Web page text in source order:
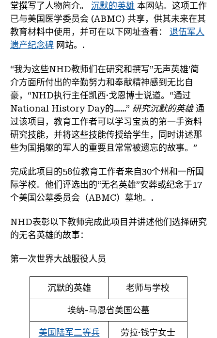
堂撰写了人物简介。 沉默的英雄 本网站。这项工作
已与美国医学委员会 (ABMC) 共享，供其未来在其
教育材料中使用，并可在以下网址查看： 退伍军人
遗产纪念碑 网站。.
“我为这些NHD教师们在研究和撰写”无声英雄’简
介方面所付出的辛勤努力和奉献精神感到无比自
豪，“NHD执行主任凯西·戈恩博士说道。“通过
National History Day的……” 研究沉默的英雄通
过该项目，教育工作者可以学习宝贵的第一手资料
研究技能，并将这些技能传授给学生，同时讲述那
些为国捐躯的军人的重要且常常被遗忘的故事。”
完成此项目的58位教育工作者来自30个州和一所国
际学校。他们评选出的“无名英雄”安葬或纪念于17
个美国公墓委员会（ABMC）墓地。.
NHD表彰以下教师完成此项目并讲述他们选择研究
的无名英雄的故事：
第一次世界大战服役人员
沉默的英雄 老师与学校
埃纳-马恩省美国公墓
美国陆军二等兵
劳拉·钱宁女士